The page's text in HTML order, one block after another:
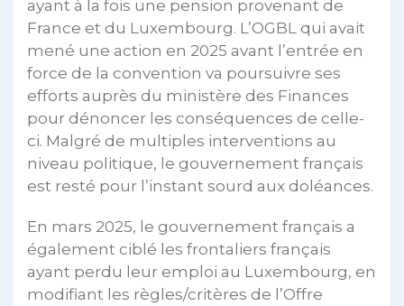
ayant à la fois une pension provenant de
France et du Luxembourg. L’OGBL qui avait
mené une action en 2025 avant l’entrée en
force de la convention va poursuivre ses
efforts auprès du ministère des Finances
pour dénoncer les conséquences de celle-
ci. Malgré de multiples interventions au
niveau politique, le gouvernement français
est resté pour l’instant sourd aux doléances.
En mars 2025, le gouvernement français a
également ciblé les frontaliers français
ayant perdu leur emploi au Luxembourg, en
modifiant les règles/critères de l’Offre